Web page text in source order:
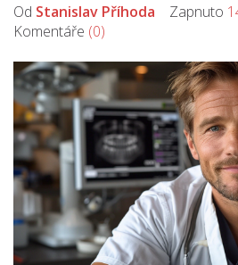
Od Stanislav Příhoda Zapnuto
Komentáře (0)